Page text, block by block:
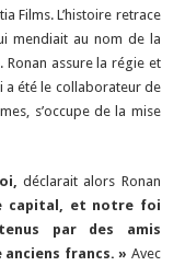
Films. L’histoire retrace
mendiait au nom de la
assure la régie et
a été le collaborateur de
s’occupe de la mise
déclarait alors Ronan
capital, et notre foi
par des amis
francs. » Avec